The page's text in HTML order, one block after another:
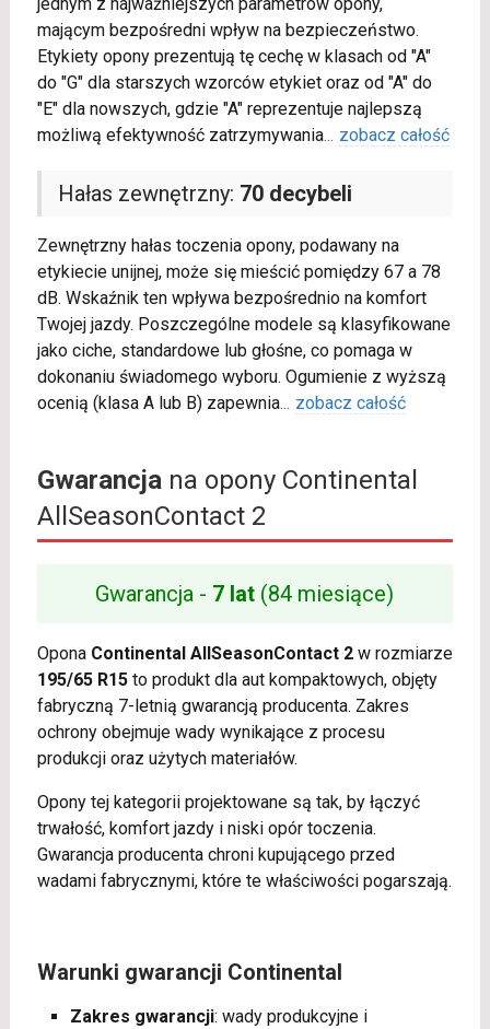
mającym bezpośredni wpływ na bezpieczeństwo.
Etykiety opony prezentują tę cechę w klasach od "A"
do "G" dla starszych wzorców etykiet oraz od "A" do
"E" dla nowszych, gdzie "A" reprezentuje najlepszą
możliwą efektywność zatrzymywania... zobacz całość
Hałas zewnętrzny: 70 decybeli
Zewnętrzny hałas toczenia opony, podawany na
etykiecie unijnej, może się mieścić pomiędzy 67 a 78
dB. Wskaźnik ten wpływa bezpośrednio na komfort
Twojej jazdy. Poszczególne modele są klasyfikowane
jako ciche, standardowe lub głośne, co pomaga w
dokonaniu świadomego wyboru. Ogumienie z wyższą
ocenią (klasa A lub B) zapewnia... zobacz całość
Gwarancjana opony Continental
AllSeasonContact 2
Gwarancja - 7 lat (84 miesiące)
Opona Continental AllSeasonContact 2w rozmiarze
195/65 R15to produkt dla aut kompaktowych, objęty
fabryczną 7-letnią gwarancją producenta. Zakres
ochrony obejmuje wady wynikające z procesu
produkcji oraz użytych materiałów.
Opony tej kategorii projektowane są tak, by łączyć
trwałość, komfort jazdy i niski opór toczenia.
Gwarancja producenta chroni kupującego przed
wadami fabrycznymi, które te właściwości pogarszają.
Warunki gwarancji Continental
Zakres gwarancji: wady produkcyjne i